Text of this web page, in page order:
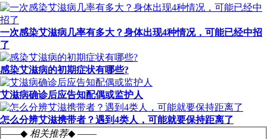
一次感染艾滋病几率有多大？身体出现4种情况，可能已经中招
了
感染艾滋病的初期症状有哪些?
艾滋病确诊后应告知配偶或监护人
怎么分辨艾滋携带者？遇到4类人，可能就要保持距离了
——◆ 相关推荐◆ ——